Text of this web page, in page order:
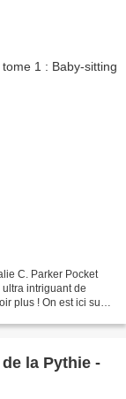
C. Parker Pocket
intriguant de
plus ! On est ici sur
la Pythie -